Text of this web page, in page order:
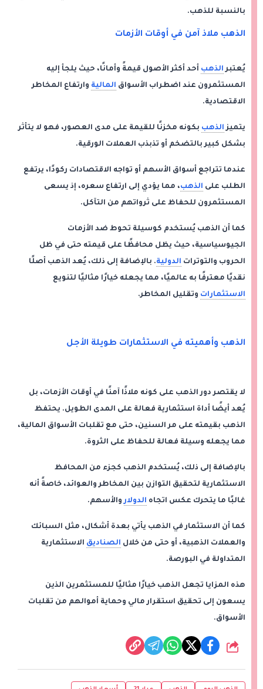
بالنسبة للذهب.
الذهب ملاذ آمن في أوقات الأزمات
يُعتبر الذهب أحد أكثر الأصول قيمةً وأمانًا، حيث يلجأ إليه
المستثمرون عند اضطراب الأسواق المالية وارتفاع المخاطر
الاقتصادية.
يتميز الذهب بكونه مخزنًا للقيمة على مدى العصور، فهو لا يتأثر
بشكل كبير بالتضخم أو تذبذب العملات الورقية.
عندما تتراجع أسواق الأسهم أو تواجه الاقتصادات ركودًا، يرتفع
الطلب على الذهب، مما يؤدي إلى ارتفاع سعره، إذ يسعى
المستثمرون للحفاظ على ثرواتهم من التآكل.
كما أن الذهب يُستخدم كوسيلة تحوط ضد الأزمات
الجيوسياسية، حيث يظل محافظًا على قيمته حتى في ظل
الحروب والتوترات الدولية. بالإضافة إلى ذلك، يُعد الذهب أصلًا
نقديًا معترفًا به عالميًا، مما يجعله خيارًا مثاليًا لتنويع
الاستثمارات وتقليل المخاطر.
الذهب وأهميته في الاستثمارات طويلة الأجل
لا يقتصر دور الذهب على كونه ملاذًا آمنًا في أوقات الأزمات، بل
يُعد أيضًا أداة استثمارية فعالة على المدى الطويل. يحتفظ
الذهب بقيمته على مر السنين، حتى مع تقلبات الأسواق المالية،
مما يجعله وسيلة فعالة للحفاظ على الثروة.
بالإضافة إلى ذلك، يُستخدم الذهب كجزء من المحافظ
الاستثمارية لتحقيق التوازن بين المخاطر والعوائد، خاصةً أنه
غالبًا ما يتحرك عكس اتجاه الدولار والأسهم.
كما أن الاستثمار في الذهب يأتي بعدة أشكال، مثل السبائك
والعملات الذهبية، أو حتى من خلال الصناديق الاستثمارية
المتداولة في البورصة.
هذه المزايا تجعل الذهب خيارًا مثاليًا للمستثمرين الذين
يسعون إلى تحقيق استقرار مالي وحماية أموالهم من تقلبات
الأسواق.
شارك